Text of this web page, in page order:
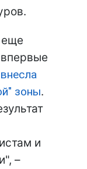
еще
внесла
зоны.
и
–